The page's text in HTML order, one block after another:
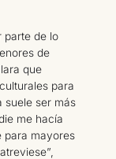
parte de lo
de
que
para
suele ser más
me hacía
para mayores